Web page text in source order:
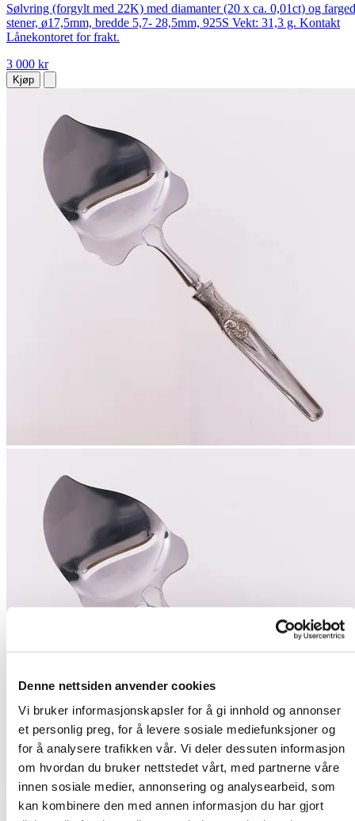
Denne nettsiden anvender cookies
Vi bruker informasjonskapsler for å gi innhold og annonser
et personlig preg, for å levere sosiale mediefunksjoner og
for å analysere trafikken vår. Vi deler dessuten informasjon
om hvordan du bruker nettstedet vårt, med partnerne våre
innen sosiale medier, annonsering og analysearbeid, som
kan kombinere den med annen informasjon du har gjort
Sølvring (forgylt med 22K) med diamanter (20 x ca. 0,01ct) og
stener, ø17,5mm, bredde 5,7- 28,5mm, 925S Vekt: 31,3 g. Kontakt
Lånekontoret for frakt.
3 000 kr
Kjøp